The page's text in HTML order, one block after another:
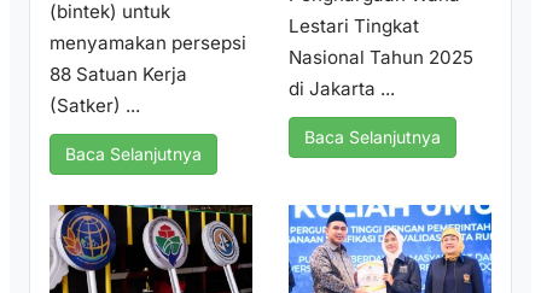
(bintek) untuk
menyamakan persepsi
88 Satuan Kerja
(Satker) ...
Baca Selanjutnya
Lestari Tingkat
Nasional Tahun 2025
di Jakarta ...
Baca Selanjutnya